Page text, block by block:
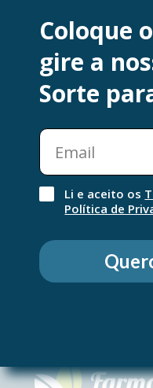
Descrição
Agradavelmente
preserva o filme
suave e
Coloque
gire a
Sorte
Li e aceito os
Política de